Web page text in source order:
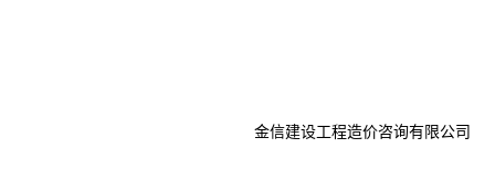
金信建设工程造价咨询有限公司